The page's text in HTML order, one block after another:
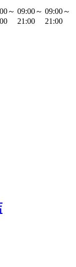
～ 09:00～
21:00
09:00～
21:00